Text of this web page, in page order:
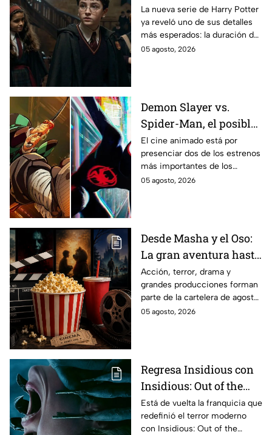
temporada de Harry
Potter y emocionará a
los fans de los libros
La nueva serie de Harry Potter
ya reveló uno de sus detalles
más esperados: la duración de
la primera temporada basada
05 agosto, 2026
Demon Slayer vs.
Spider-Man, el posible
gran enfrentamiento
en taquilla del 2027
El cine animado está por
presenciar dos de los estrenos
más importantes de los
últimos años.
05 agosto, 2026
Desde Masha y el Oso:
La gran aventura hasta
El Final de la Calle Oak
con Anne Hathaway.
Esta es la lista
completa de los
México
Acción, terror, drama y
grandes producciones forman
parte de la cartelera de agosto
en México.
05 agosto, 2026
Regresa Insidious con
Insidious: Out of the
Further; esto revela el
aterrador primer tráiler
Está de vuelta la franquicia que
redefinió el terror moderno
con Insidious: Out of the